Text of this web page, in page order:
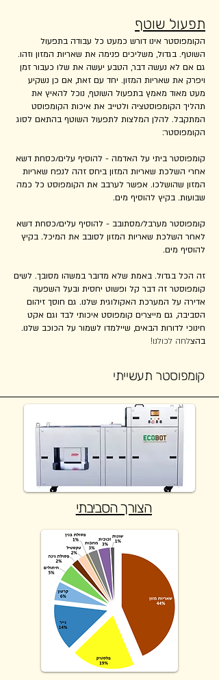
תפעול שוטף
הקומפוסטר אינו דורש כמעט כל עבודה בתפעול
השוטף. בגדול, משליכים פנימה את שאריות המזון וזהו.
גם אם לא נעשה דבר, הטבע יעשה את שלו כעבור זמן
ויפרק את שאריות המזון. יחד עם זאת, אם כן נשקיע
מעט מאוד מאמץ בתפעול השוטף, נוכל להאיץ את
תהליך הקומפוסטציה ולטייב את איכות הקומפוסט
המתקבל. להלן המלצות לתפעול השוטף בהתאם לסוג
הקומפוסטר:
קומפוסטר ביתי על האדמה - להוסיף עלים/כסחת דשא
אחרי השלכת שאריות המזון ביחס זהה לנפח שאריות
המזון שהושלכו. אפשר לערבב את הקומפוסט כל כמה
שבועות. בקיץ להוסיף מים.
קומפוסטר מערבל/מסתובב - להוסיף עלים/כסחת דשא
לאחר השלכת שאריות המזון לסובב את המיכל. בקיץ
להוסיף מים.
זה הכל בגדול. באמת שלא מדובר במשהו מסובך. לשים
קומפוסטר זה דבר קל ופשוט יחסית ובעל השפעה
אדירה על המערכת האקולוגית שלנו. גם חוסך זיהום
הסביבה, גם מייצרים קומפוסט איכותי לבד וגם אקט
חינוכי לדורות הבאים, שיילמדו לשמור על הכוכב שלנו.
בהצלחה לכולנו!
קומפוסטר תעשייתי
הצורך הסביבתי